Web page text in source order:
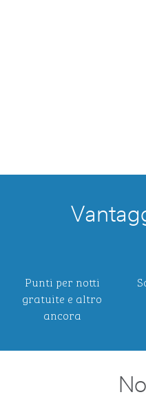
Punti per notti
gratuite e altro
ancora